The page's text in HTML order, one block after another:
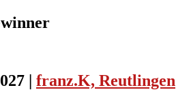
| franz.K, Reutlingen